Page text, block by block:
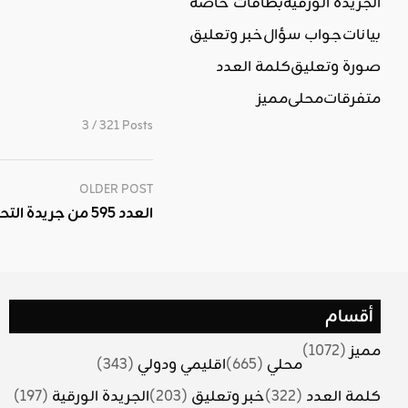
3 / 321 Posts
OLDER POST
العدد 595 من جريدة التحرير
بياناتجواب سؤالخبر وتعليق
صورة وتعليقكلمة العدد
متفرقاتمحليمميز
أقسام
مميز(1072)
محلي (665) اقليمي ودولي (343)
كلمة العدد (322) خبر وتعليق (203) الجريدة الورقية (197)